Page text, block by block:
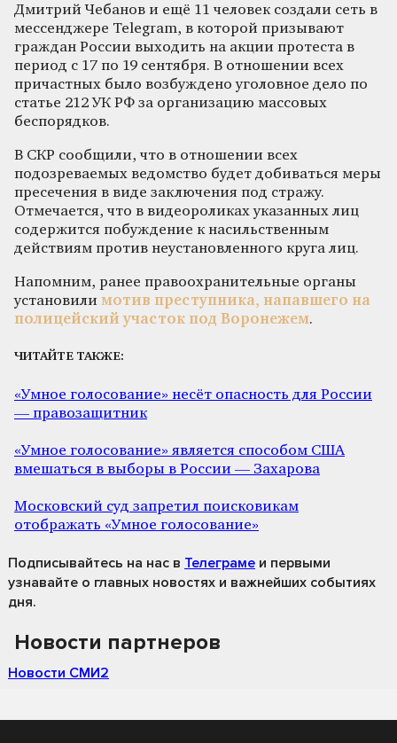
Дмитрий Чебанов и ещё 11 человек создали сеть в
мессенджере Telegram, в которой призывают
граждан России выходить на акции протеста в
период с 17 по 19 сентября. В отношении всех
причастных было возбуждено уголовное дело по
статье 212 УК РФ за организацию массовых
беспорядков.
В СКР сообщили, что в отношении всех
подозреваемых ведомство будет добиваться меры
пресечения в виде заключения под стражу.
Отмечается, что в видеороликах указанных лиц
содержится побуждение к насильственным
действиям против неустановленного круга лиц.
Напомним, ранее правоохранительные органы
установили мотив преступника, напавшего на
полицейский участок под Воронежем.
ЧИТАЙТЕ ТАКЖЕ:
«Умное голосование» несёт опасность для России
— правозащитник
«Умное голосование» является способом США
вмешаться в выборы в России — Захарова
Московский суд запретил поисковикам
отображать «Умное голосование»
Подписывайтесь на нас в Телеграме и первыми
узнавайте о главных новостях и важнейших событиях
дня.
Новости партнеров
Новости СМИ2